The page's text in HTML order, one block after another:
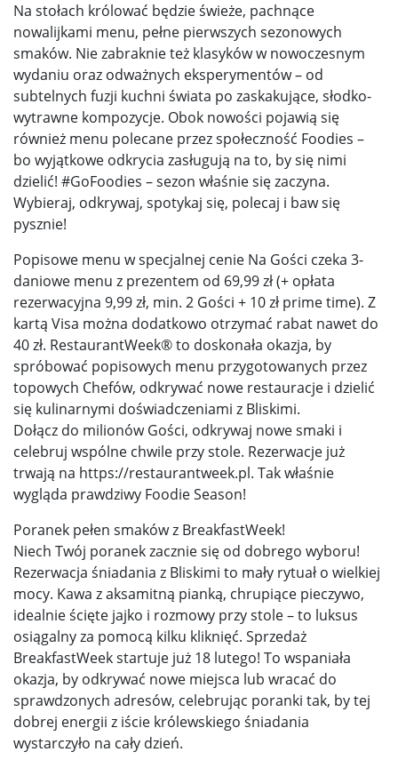
Na stołach królować będzie świeże, pachnące
nowalijkami menu, pełne pierwszych sezonowych
smaków. Nie zabraknie też klasyków w nowoczesnym
wydaniu oraz odważnych eksperymentów – od
subtelnych fuzji kuchni świata po zaskakujące, słodko-
wytrawne kompozycje. Obok nowości pojawią się
również menu polecane przez społeczność Foodies –
bo wyjątkowe odkrycia zasługują na to, by się nimi
dzielić! #GoFoodies – sezon właśnie się zaczyna.
Wybieraj, odkrywaj, spotykaj się, polecaj i baw się
pysznie!
Popisowe menu w specjalnej cenie Na Gości czeka 3-
daniowe menu z prezentem od 69,99 zł (+ opłata
rezerwacyjna 9,99 zł, min. 2 Gości + 10 zł prime time). Z
kartą Visa można dodatkowo otrzymać rabat nawet do
40 zł. RestaurantWeek® to doskonała okazja, by
spróbować popisowych menu przygotowanych przez
topowych Chefów, odkrywać nowe restauracje i dzielić
się kulinarnymi doświadczeniami z Bliskimi.
Dołącz do milionów Gości, odkrywaj nowe smaki i
celebruj wspólne chwile przy stole. Rezerwacje już
trwają na https://restaurantweek.pl. Tak właśnie
wygląda prawdziwy Foodie Season!
Poranek pełen smaków z BreakfastWeek!
Niech Twój poranek zacznie się od dobrego wyboru!
Rezerwacja śniadania z Bliskimi to mały rytuał o wielkiej
mocy. Kawa z aksamitną pianką, chrupiące pieczywo,
idealnie ścięte jajko i rozmowy przy stole – to luksus
osiągalny za pomocą kilku kliknięć. Sprzedaż
BreakfastWeek startuje już 18 lutego! To wspaniała
okazja, by odkrywać nowe miejsca lub wracać do
sprawdzonych adresów, celebrując poranki tak, by tej
dobrej energii z iście królewskiego śniadania
wystarczyło na cały dzień.